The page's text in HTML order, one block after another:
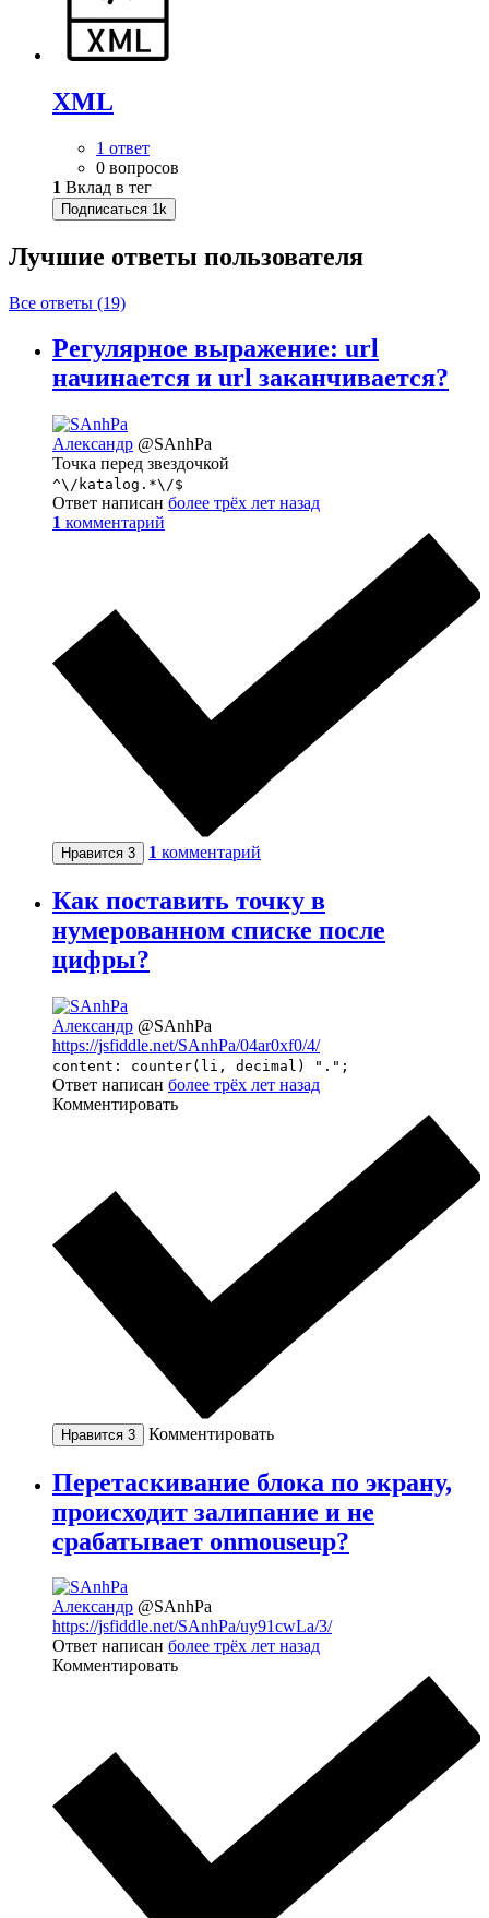
XML
1 ответ
0 вопросов
1 Вклад в тег
Подписаться 1k
Лучшие ответы пользователя
Все ответы (19)
Регулярное выражение: url
начинается и url заканчивается?
Александр @SAnhPa
Точка перед звездочкой
^\/katalog.*\/$
Ответ написан более трёх лет назад
1 комментарий
Нравится 3 1 комментарий
Как поставить точку в
нумерованном списке после
цифры?
Александр @SAnhPa
https://jsfiddle.net/SAnhPa/04ar0xf0/4/
content: counter(li, decimal) ".";
Ответ написан более трёх лет назад
Комментировать
Нравится 3 Комментировать
Перетаскивание блока по экрану,
происходит залипание и не
срабатывает onmouseup?
Александр @SAnhPa
https://jsfiddle.net/SAnhPa/uy91cwLa/3/
Ответ написан более трёх лет назад
Комментировать